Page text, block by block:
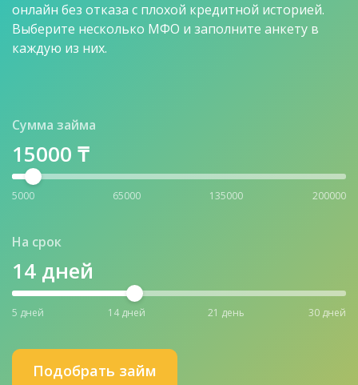
онлайн без отказа с плохой кредитной историей.
Выберите несколько МФО и заполните анкету в
каждую из них.
Сумма займа
15000 ₸
5000 65000 135000 200000
На срок
14 дней
5 дней 14 дней 21 день 30 дней
Подобрать займ